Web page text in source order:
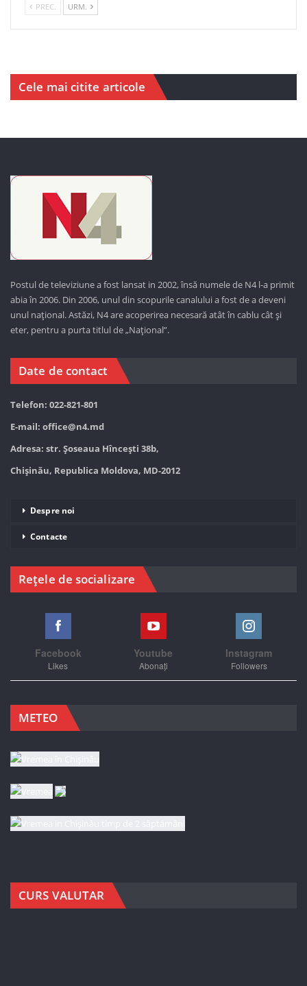
PREC. URM.
Cele mai citite articole
Postul de televiziune a fost lansat in 2002, însă numele de N4 l-a primit
abia în 2006. Din 2006, unul din scopurile canalului a fost de a deveni
unul național. Astăzi, N4 are acoperirea necesară atât în cablu cât și
eter, pentru a purta titlul de „Național”.
Date de contact
Telefon: 022-821-801
E-mail: office@n4.md
Adresa: str. Șoseaua Hînceşti 38b,
Chișinău, Republica Moldova, MD-2012
Despre noi
Contacte
Rețele de socializare
Facebook
Likes
Youtube
Abonați
Instagram
Followers
METEO
CURS VALUTAR